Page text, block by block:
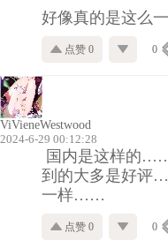
好像真的是这么
点赞 0 0
ViVieneWestwood
2024-6-29 00:12:28
国内是这样的
到的大多是好评
一样……
点赞 0 0